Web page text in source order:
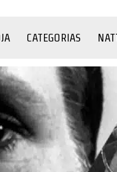
CATEGORIAS